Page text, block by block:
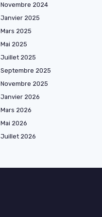
Novembre 2024
Janvier 2025
Mars 2025
Mai 2025
Juillet 2025
Septembre 2025
Novembre 2025
Janvier 2026
Mars 2026
Mai 2026
Juillet 2026